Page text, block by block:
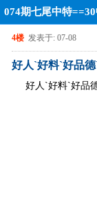
期七尾中特
4楼 发表于: 07-08
好人`好料`好品
好人`好料`好品